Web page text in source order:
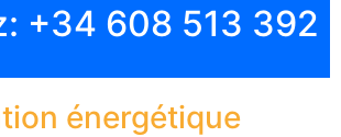
+34 608 513 392
énergétique